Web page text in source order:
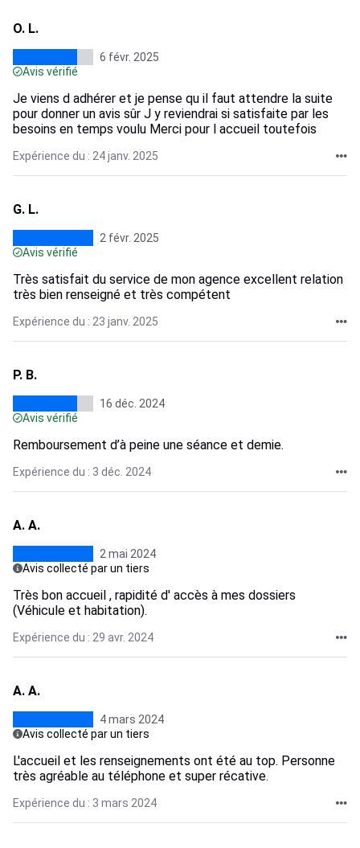
O. L.
6 févr. 2025
Avis vérifié
Je viens d adhérer et je pense qu il faut attendre la suite
pour donner un avis sûr J y reviendrai si satisfaite par les
besoins en temps voulu Merci pour l accueil toutefois
Expérience du : 24 janv. 2025
G. L.
2 févr. 2025
Avis vérifié
Très satisfait du service de mon agence excellent relation
très bien renseigné et très compétent
Expérience du : 23 janv. 2025
P. B.
16 déc. 2024
Avis vérifié
Remboursement d’à peine une séance et demie.
Expérience du : 3 déc. 2024
A. A.
2 mai 2024
Avis collecté par un tiers
Très bon accueil , rapidité d' accès à mes dossiers
(Véhicule et habitation).
Expérience du : 29 avr. 2024
A. A.
4 mars 2024
Avis collecté par un tiers
L'accueil et les renseignements ont été au top. Personne
très agréable au téléphone et super récative.
Expérience du : 3 mars 2024